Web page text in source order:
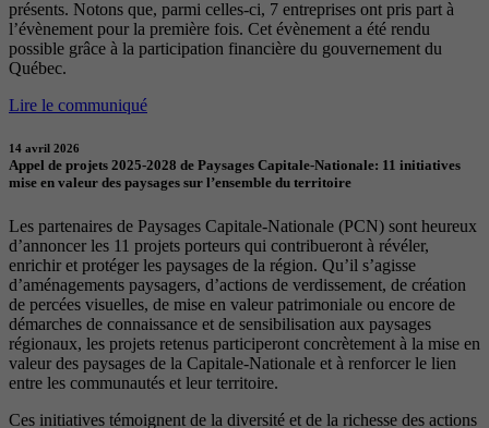
présents. Notons que, parmi celles-ci, 7 entreprises ont pris part à
l’évènement pour la première fois. Cet évènement a été rendu
possible grâce à la participation financière du gouvernement du
Québec.
Lire le communiqué
14 avril 2026
Appel de projets 2025-2028 de Paysages Capitale-Nationale: 11 initiatives
mise en valeur des paysages sur l’ensemble du territoire
Les partenaires de Paysages Capitale-Nationale (PCN) sont heureux
d’annoncer les 11 projets porteurs qui contribueront à révéler,
enrichir et protéger les paysages de la région. Qu’il s’agisse
d’aménagements paysagers, d’actions de verdissement, de création
de percées visuelles, de mise en valeur patrimoniale ou encore de
démarches de connaissance et de sensibilisation aux paysages
régionaux, les projets retenus participeront concrètement à la mise en
valeur des paysages de la Capitale-Nationale et à renforcer le lien
entre les communautés et leur territoire.
Ces initiatives témoignent de la diversité et de la richesse des actions